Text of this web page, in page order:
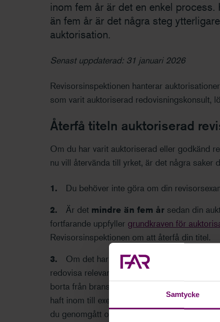
Samtycke
inom fem år är det en enkel
än fem år är det några steg
auktorisation.
Senast uppdaterad: 31 januari 2026
Revisorsinspektionen hanterar
som varit auktoriserad redovisningskonsult,
Återfå titeln auktoriserad
Om du har varit auktoriserad eller godkänd
nu vill återvända till yrket, är det några saker
Du behöver inte göra om din
Är det mindre än fem år sedan din
fortfarande uppfyller grundkraven för
Revisorsinspektionen om att återfå din titel.
Om det har gåttmer än fem år
redovisa relevant utbildning och erfarenhet
borta från branschen. Det gör du genom att
haft inom till exempel inom ekonomi,
du genomgått och hur du har hållit dig